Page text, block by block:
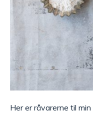
Her er råvarerne til